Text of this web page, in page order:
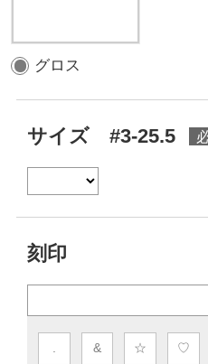
グロス
サイズ #3-25.5
刻印
& ☆ ♡